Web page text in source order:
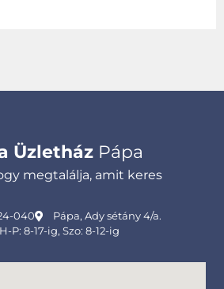
ÜzletházPápa
megtalálja, amit keres
040
Pápa, Ady sétány 4/a.
H-P: 8-17-ig, Szo: 8-12-ig